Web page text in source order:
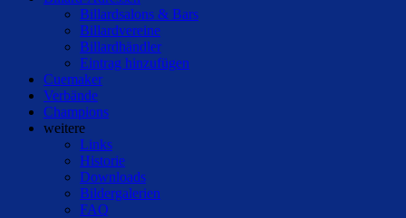
Billardsalons & Bars
Billardvereine
Billardhändler
Eintrag hinzufügen
Cuemaker
Verbände
Champions
weitere
Links
Historie
Downloads
Bildergalerien
FAQ